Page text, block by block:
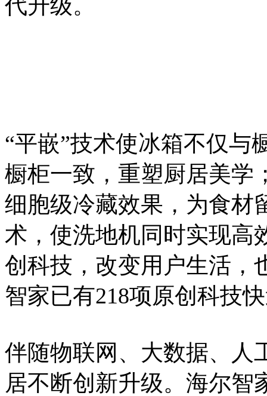
代升级。
“平嵌”技术使冰箱不仅与
橱柜一致，重塑厨居美学
细胞级冷藏效果，为食材
术，使洗地机同时实现
创科技，改变用户生活，
智家已有218项原创科技
伴随物联网、大数据、人
居不断创新升级。海尔智